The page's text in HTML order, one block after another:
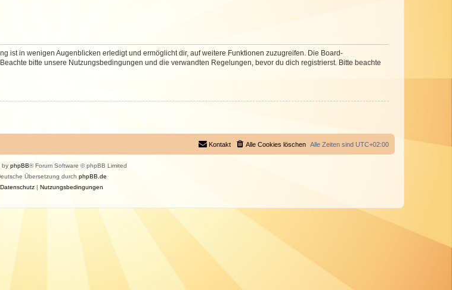
ist in wenigen Augenblicken erledigt und ermöglicht dir, auf weitere Funktionen zuzugreifen. Die Board-
bitte unsere Nutzungsbedingungen und die verwandten Regelungen, bevor du dich registrierst. Bitte beachte
Alle Zeiten sind UTC+02:00
Alle Cookies löschen
Kontakt
by phpBB® Forum Software © phpBB Limited
Übersetzung durch phpBB.de
Datenschutz| Nutzungsbedingungen